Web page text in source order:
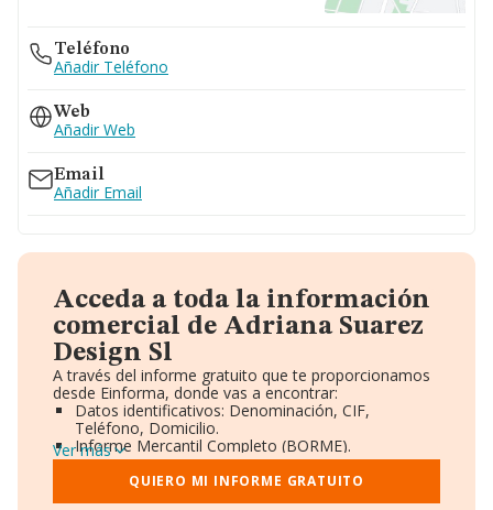
Teléfono
Añadir Teléfono
Web
Añadir Web
Email
Añadir Email
Acceda a toda la información
comercial de Adriana Suarez
Design Sl
A través del informe gratuito que te proporcionamos
desde Einforma, donde vas a encontrar:
Datos identificativos: Denominación, CIF,
Teléfono, Domicilio.
Informe Mercantil Completo (BORME).
Gráficos de Evolución Ventas y Empleados.
Consejo de Administración y Administradores.
Directivos y Ejecutivos.
Ver más
QUIERO MI INFORME GRATUITO